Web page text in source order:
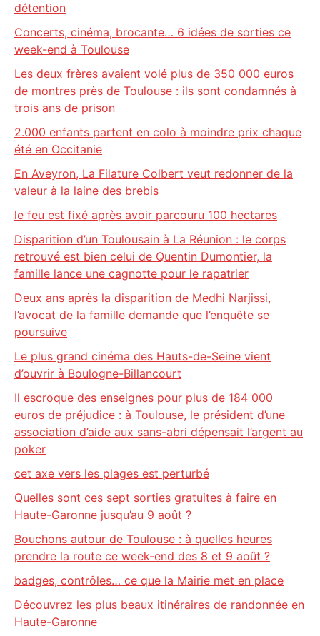
détention
Concerts, cinéma, brocante… 6 idées de sorties ce
week-end à Toulouse
Les deux frères avaient volé plus de 350 000 euros
de montres près de Toulouse : ils sont condamnés à
trois ans de prison
2.000 enfants partent en colo à moindre prix chaque
été en Occitanie
En Aveyron, La Filature Colbert veut redonner de la
valeur à la laine des brebis
le feu est fixé après avoir parcouru 100 hectares
Disparition d’un Toulousain à La Réunion : le corps
retrouvé est bien celui de Quentin Dumontier, la
famille lance une cagnotte pour le rapatrier
Deux ans après la disparition de Medhi Narjissi,
l’avocat de la famille demande que l’enquête se
poursuive
Le plus grand cinéma des Hauts-de-Seine vient
d’ouvrir à Boulogne-Billancourt
Il escroque des enseignes pour plus de 184 000
euros de préjudice : à Toulouse, le président d’une
association d’aide aux sans-abri dépensait l’argent au
poker
cet axe vers les plages est perturbé
Quelles sont ces sept sorties gratuites à faire en
Haute-Garonne jusqu’au 9 août ?
Bouchons autour de Toulouse : à quelles heures
prendre la route ce week-end des 8 et 9 août ?
badges, contrôles… ce que la Mairie met en place
Découvrez les plus beaux itinéraires de randonnée en
Haute-Garonne